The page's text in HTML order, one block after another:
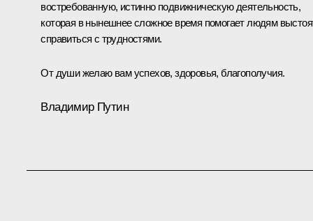
востребованную, истинно подвижническую деятельность,
которая в нынешнее сложное время помогает людям
справиться с трудностями.
От души желаю вам успехов, здоровья, благополучия.
Владимир Путин